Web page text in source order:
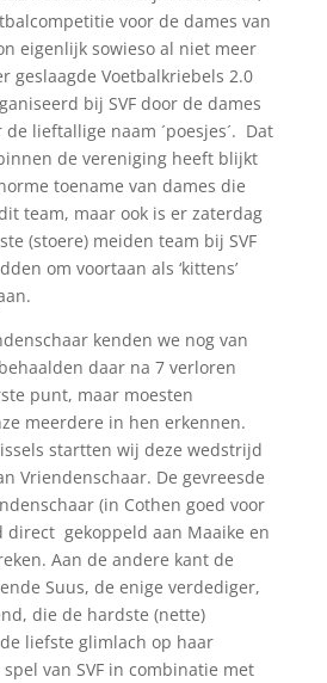
voor de dames van
eigenlijk sowieso al niet meer
geslaagde Voetbalkriebels 2.0
bij SVF door de dames
lieftallige naam ´poesjes´. Dat
de vereniging heeft blijkt
toename van dames die
team, maar ook is er zaterdag
(stoere) meiden team bij SVF
om voortaan als ‘kittens’
kenden we nog van
daar na 7 verloren
punt, maar moesten
meerdere in hen erkennen.
startten wij deze wedstrijd
Vriendenschaar. De gevreesde
(in Cothen goed voor
direct gekoppeld aan Maaike en
Aan de andere kant de
Suus, de enige verdediger,
die de hardste (nette)
liefste glimlach op haar
van SVF in combinatie met